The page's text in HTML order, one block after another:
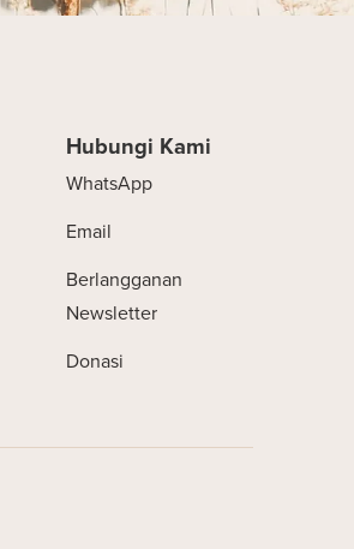
Hubungi Kami
WhatsApp
Email
Berlangganan
Newsletter
Donasi